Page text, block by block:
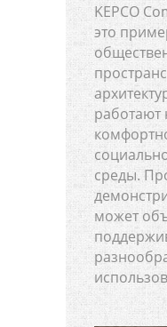
KEPCO
это
работают
среды.
может